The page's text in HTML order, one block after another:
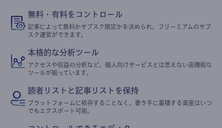
無料・有料をコントロール
記事によって無料かサブスク限定かを決められ、フリーミアムのサブ
スク運営ができます。
本格的な分析ツール
アクセスや収益の分析など、個人向けサービスとは思えない高機能な
ツールが揃っています。
読者リストと記事リストを保持
プラットフォームに依存することなく、書き手に蓄積する資産はいつ
でもエクスポート可能。